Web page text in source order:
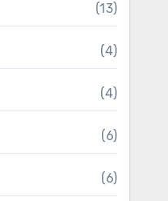
(13)
(4)
(4)
(6)
(6)